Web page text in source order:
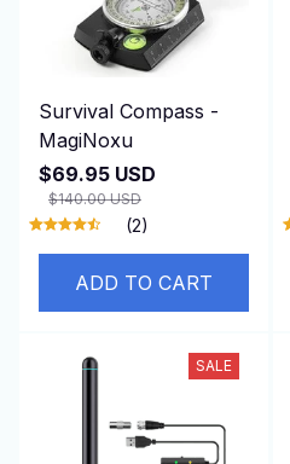
Survival Compass -
MagiNoxu
$69.95 USD
$140.00 USD
(2)
ADD TO CART
SALE